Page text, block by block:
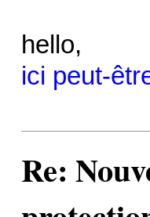
hello,
ici peut-
Re: